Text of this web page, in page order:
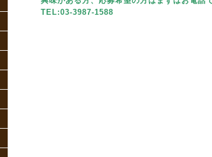
TEL:03-3987-1588